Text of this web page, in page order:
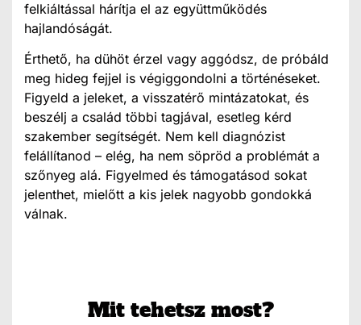
felkiáltással hárítja el az együttműködés
hajlandóságát.
Érthető, ha dühöt érzel vagy aggódsz, de próbáld
meg hideg fejjel is végiggondolni a történéseket.
Figyeld a jeleket, a visszatérő mintázatokat, és
beszélj a család többi tagjával, esetleg kérd
szakember segítségét. Nem kell diagnózist
felállítanod – elég, ha nem söpröd a problémát a
szőnyeg alá. Figyelmed és támogatásod sokat
jelenthet, mielőtt a kis jelek nagyobb gondokká
válnak.
Mit tehetsz most?